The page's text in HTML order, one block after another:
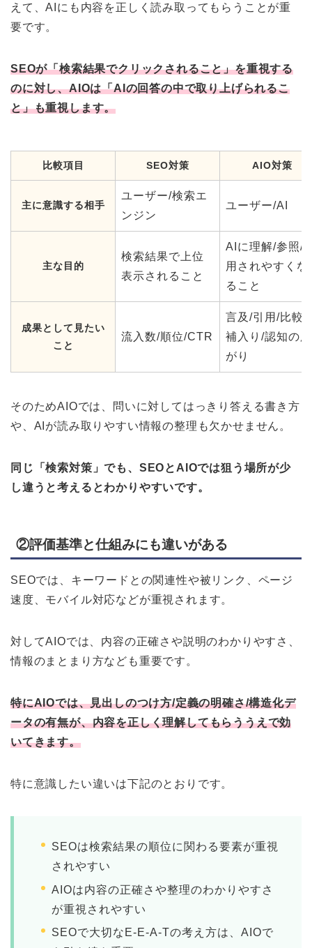
えて、AIにも内容を正しく読み取ってもらうことが重
要です。
SEOが「検索結果でクリックされること」を重視する
のに対し、AIOは「AIの回答の中で取り上げられるこ
と」も重視します。
比較項目 SEO対策 AIO対策
主に意識する相手
ユーザー/検索エ
ンジン
ユーザー/AI
主な目的
検索結果で上位
表示されること
AIに理解/参照/
用されやすくな
ること
成果として見たい
こと
流入数/順位/CTR
言及/引用/比較
補入り/認知の広
がり
そのためAIOでは、問いに対してはっきり答える書き方
や、AIが読み取りやすい情報の整理も欠かせません。
同じ「検索対策」でも、SEOとAIOでは狙う場所が少
し違うと考えるとわかりやすいです。
②評価基準と仕組みにも違いがある
SEOでは、キーワードとの関連性や被リンク、ページ
速度、モバイル対応などが重視されます。
対してAIOでは、内容の正確さや説明のわかりやすさ、
情報のまとまり方なども重要です。
特にAIOでは、見出しのつけ方/定義の明確さ/構造化デ
ータの有無が、内容を正しく理解してもらううえで効
いてきます。
特に意識したい違いは下記のとおりです。
SEOは検索結果の順位に関わる要素が重視
されやすい
AIOは内容の正確さや整理のわかりやすさ
が重視されやすい
SEOで大切なE-E-A-Tの考え方は、AIOで